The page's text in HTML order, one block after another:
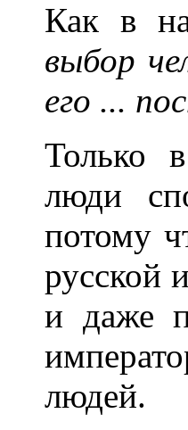
Как в
выбор
его ...
Только
люди
потому
русской
и даже
людей.